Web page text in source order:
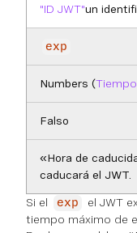
"ID JWT"un
exp
Numbers (
Falso
«Hora de
caducará el JWT.
Si el exp
el JWT
tiempo máximo de